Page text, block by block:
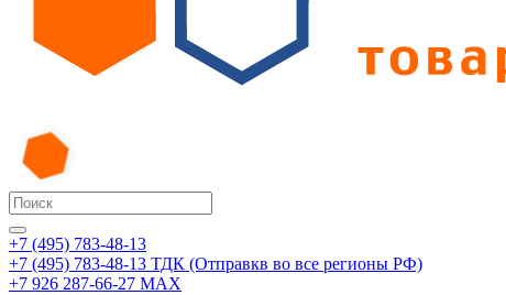
+7 (495) 783-48-13
+7 (495) 783-48-13 ТДК (Отправкв во все регионы РФ)
+7 926 287-66-27 МАХ